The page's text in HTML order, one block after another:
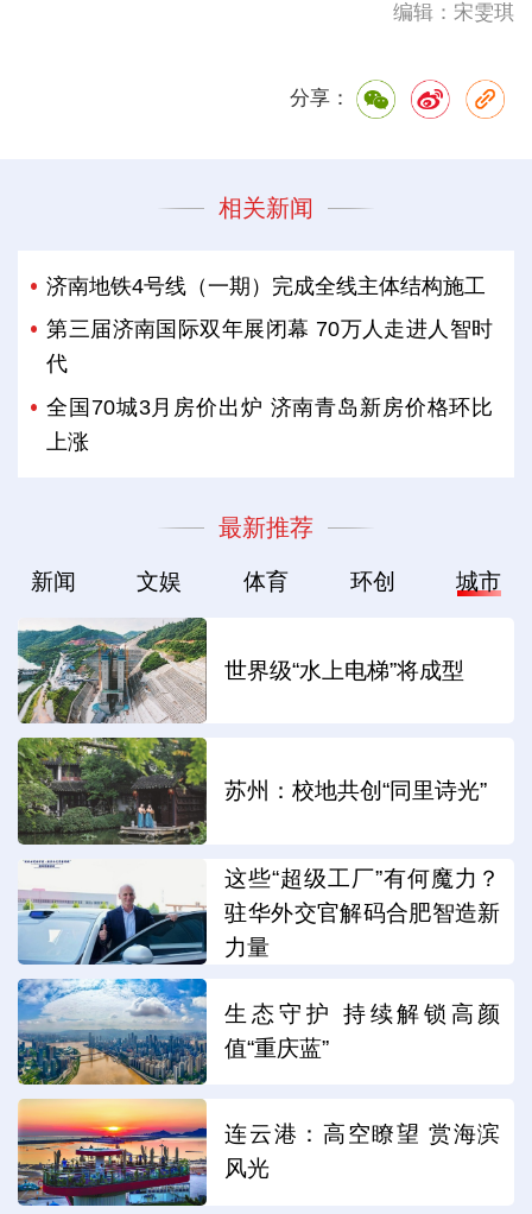
编辑：宋雯琪
分享：
相关新闻
济南地铁4号线（一期）完成全线主体结构施工
第三届济南国际双年展闭幕 70万人走进人智时
代
全国70城3月房价出炉 济南青岛新房价格环比
上涨
最新推荐
新闻 文娱 体育 环创 城市
世界级“水上电梯”将成型
苏州：校地共创“同里诗光”
这些“超级工厂”有何魔力？
驻华外交官解码合肥智造新
力量
生态守护 持续解锁高颜
值“重庆蓝”
连云港：高空瞭望 赏海滨
风光